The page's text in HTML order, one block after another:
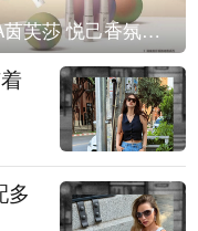
IPSA茵芙莎 悦己香氛凝露上市
多